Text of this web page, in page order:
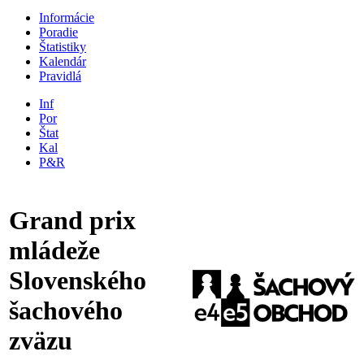
Informácie
Poradie
Štatistiky
Kalendár
Pravidlá
Inf
Por
Štat
Kal
P&R
Grand prix
mládeže
Slovenského
šachového
zväzu